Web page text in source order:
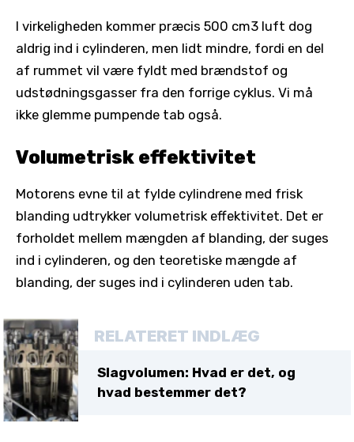
I virkeligheden kommer præcis 500 cm3 luft dog
aldrig ind i cylinderen, men lidt mindre, fordi en del
af rummet vil være fyldt med brændstof og
udstødningsgasser fra den forrige cyklus. Vi må
ikke glemme pumpende tab også.
Volumetrisk effektivitet
Motorens evne til at fylde cylindrene med frisk
blanding udtrykker volumetrisk effektivitet. Det er
forholdet mellem mængden af ​​blanding, der suges
ind i cylinderen, og den teoretiske mængde af
blanding, der suges ind i cylinderen uden tab.
RELATERET INDLÆG
Slagvolumen: Hvad er det, og
hvad bestemmer det?